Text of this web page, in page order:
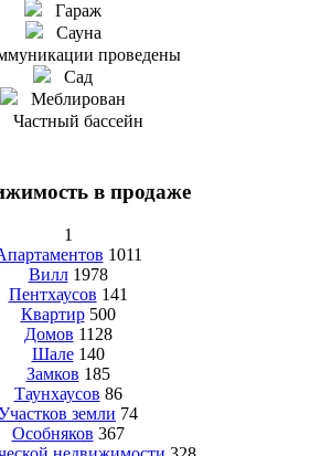
Гараж
Сауна
проведены
Сад
Меблирован
Частный бассейн
в продаже
1
1011
Вилл 1978
Пентхаусов 141
Квартир 500
Домов 1128
Шале 140
Замков 185
Таунхаусов 86
земли 74
Особняков 367